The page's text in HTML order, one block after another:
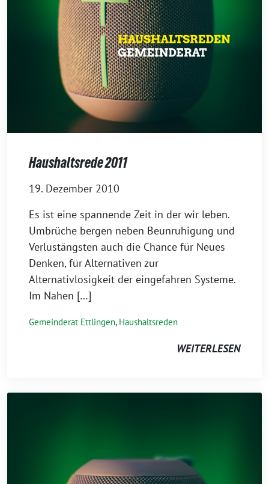
Haushaltsrede 2011
19. Dezember 2010
Es ist eine spannende Zeit in der wir leben.
Umbrüche bergen neben Beunruhigung und
Verlustängsten auch die Chance für Neues
Denken, für Alternativen zur
Alternativlosigkeit der eingefahren Systeme.
Im Nahen […]
Gemeinderat Ettlingen, Haushaltsreden
WEITERLESEN